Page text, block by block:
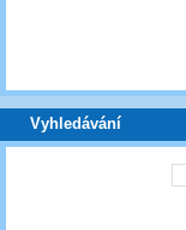
Vyhledávání